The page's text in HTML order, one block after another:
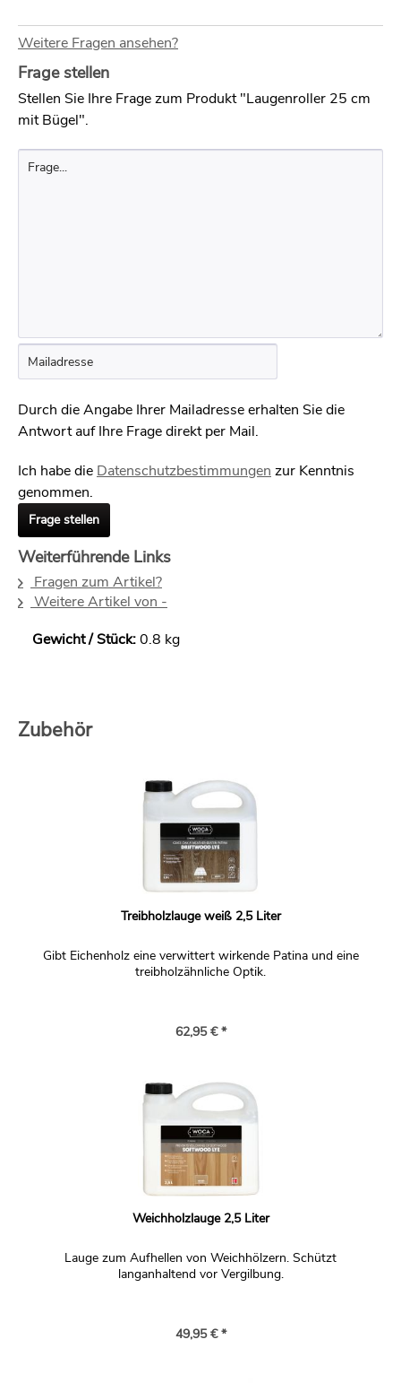
Weitere Fragen ansehen?
Frage stellen
Stellen Sie Ihre Frage zum Produkt "Laugenroller 25 cm
mit Bügel".
Durch die Angabe Ihrer Mailadresse erhalten Sie die
Antwort auf Ihre Frage direkt per Mail.
Ich habe die Datenschutzbestimmungen zur Kenntnis
genommen.
Frage stellen
Weiterführende Links
Fragen zum Artikel?
Weitere Artikel von -
Gewicht / Stück:0.8 kg
Zubehör
Treibholzlauge weiß 2,5 Liter
Gibt Eichenholz eine verwittert wirkende Patina und eine
treibholzähnliche Optik.
62,95 € *
Weichholzlauge 2,5 Liter
Lauge zum Aufhellen von Weichhölzern. Schützt
langanhaltend vor Vergilbung.
49,95 € *